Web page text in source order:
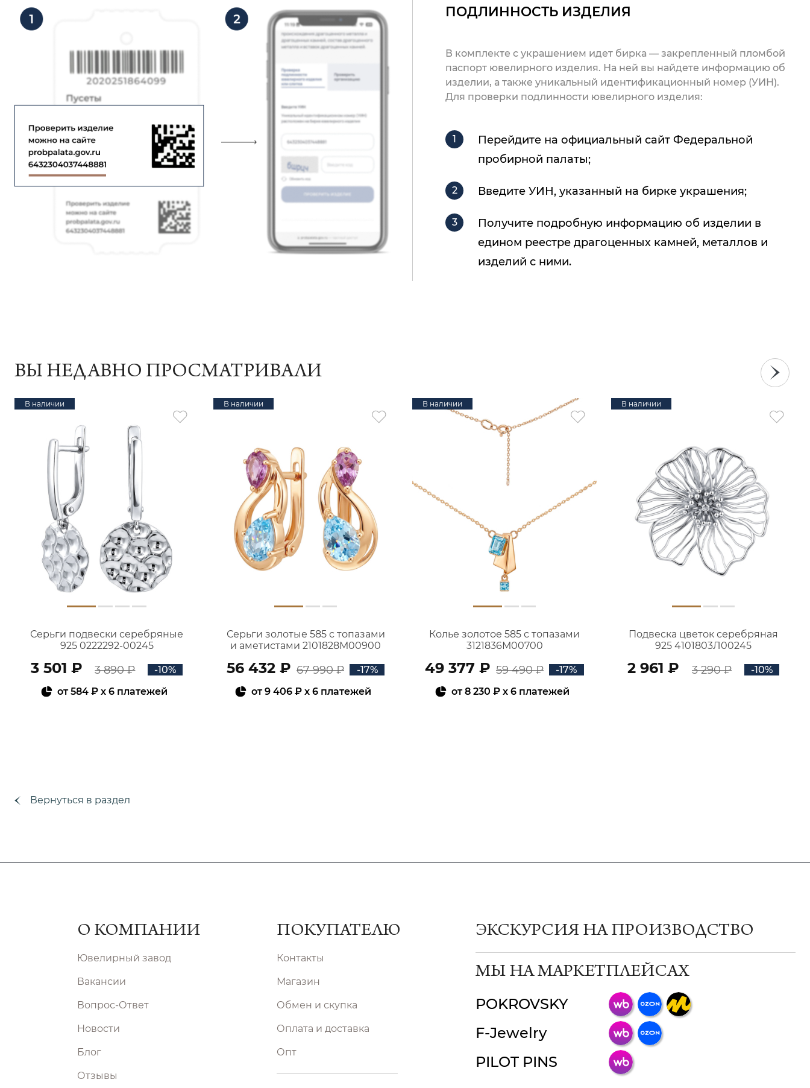
ПОДЛИННОСТЬ ИЗДЕЛИЯ
В комплекте с украшением идет бирка — закрепленный пломбой
паспорт ювелирного изделия. На ней вы найдете информацию об
изделии, а также уникальный идентификационный номер (УИН).
Для проверки подлинности ювелирного изделия:
Перейдите на официальный сайт Федеральной
пробирной палаты;
Введите УИН, указанный на бирке украшения;
Получите подробную информацию об изделии в
едином реестре драгоценных камней, металлов и
изделий с ними.
ВЫ НЕДАВНО ПРОСМАТРИВАЛИ
В наличии
Серьги подвески серебряные
925 0222292-00245
3 501 ₽ 3 890 ₽
-10%
от584 ₽ x 6 платежей
В наличии
Серьги золотые 585 с топазами
и аметистами 2101828М00900
56 432 ₽ 67 990 ₽
-17%
от9 406 ₽ x 6 платежей
В наличии
Колье золотое 585 с топазами
3121836М00700
49 377 ₽ 59 490 ₽
-17%
от8 230 ₽x 6 платежей
В наличии
Подвеска цветок серебряная
925 4101803Л00245
2 961 ₽ 3 290 ₽ -10%
Вернуться в раздел
О КОМПАНИИ
Ювелирный завод
Вакансии
Вопрос-Ответ
Новости
Блог
Отзывы
ПОКУПАТЕЛЮ
Контакты
Магазин
Обмен и скупка
Оплата и доставка
Опт
ЭКСКУРСИЯ НА ПРОИЗВОДСТВО
МЫ НА МАРКЕТПЛЕЙСАХ
POKROVSKY
F-Jewelry
PILOT PINS
ChatApp
Мессенджеры